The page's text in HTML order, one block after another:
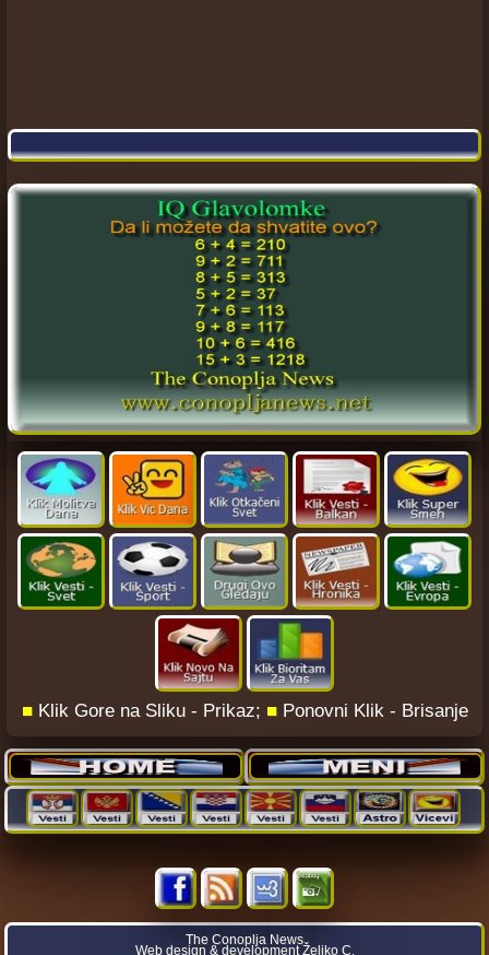
■ Klik Gore na Sliku - Prikaz; ■ Ponovni Klik - Brisanje